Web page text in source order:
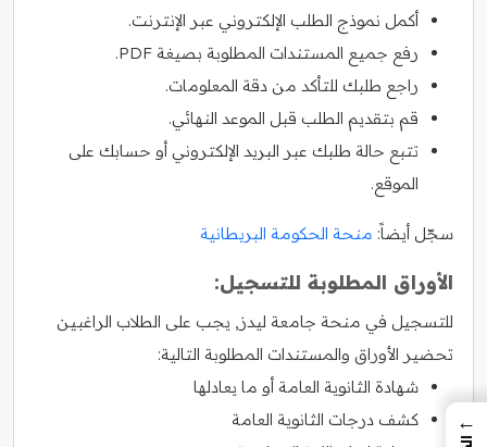
أكمل نموذج الطلب الإلكتروني عبر الإنترنت.
رفع جميع المستندات المطلوبة بصيغة PDF.
راجع طلبك للتأكد من دقة المعلومات.
قم بتقديم الطلب قبل الموعد النهائي.
تتبع حالة طلبك عبر البريد الإلكتروني أو حسابك على
الموقع.
سجّل أيضاً: منحة الحكومة البريطانية
الأوراق المطلوبة للتسجيل:
للتسجيل في منحة جامعة ليدز, يجب على الطلاب الراغبين
تحضير الأوراق والمستندات المطلوبة التالية:
شهادة الثانوية العامة أو ما يعادلها
كشف درجات الثانوية العامة
←